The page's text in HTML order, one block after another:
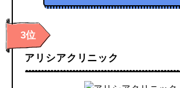
3位
アリシアクリニック